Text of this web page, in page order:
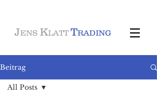
JENS KLATT TRADING
Beitrag
All Posts